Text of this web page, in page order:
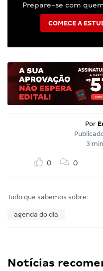
Prepare-se com
COMECE A
Por
3
0 0
Tudo que sabemos sobre:
agenda do dia
Notícias